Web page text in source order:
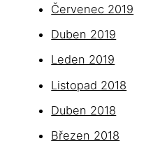
Červenec 2019
Duben 2019
Leden 2019
Listopad 2018
Duben 2018
Březen 2018